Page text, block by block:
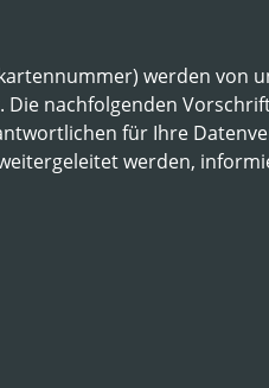
werden von
nachfolgenden
für Ihre
werden,